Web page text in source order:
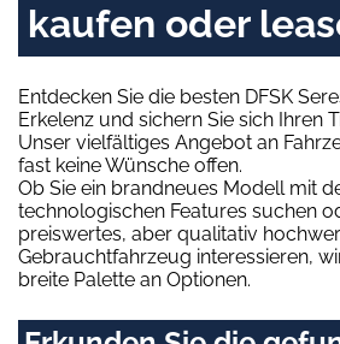
kaufen oder
Entdecken Sie die besten DFSK
Erkelenz und sichern Sie sich Ihren
Unser vielfältiges Angebot an
fast keine Wünsche offen.
Ob Sie ein brandneues Modell mit
technologischen Features suchen
preiswertes, aber qualitativ
Gebrauchtfahrzeug interessieren,
breite Palette an Optionen.